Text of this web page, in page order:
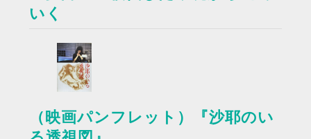
いく
（映画パンフレット）『沙耶のい